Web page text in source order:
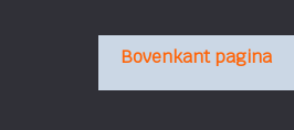
Bovenkant pagina